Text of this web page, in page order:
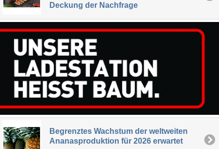
Deckung der Nachfrage
Begrenztes Wachstum der weltweiten
Ananasproduktion für 2026 erwartet